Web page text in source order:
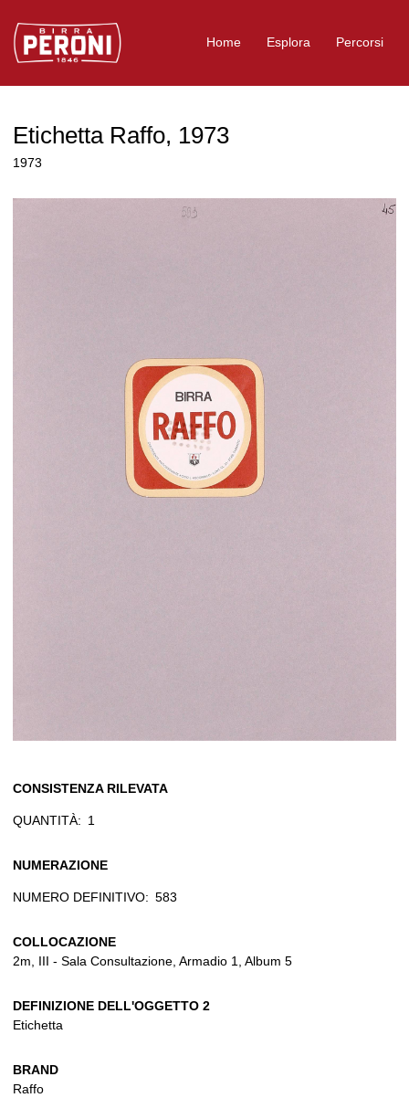
Logo Birra Peroni
Home Esplora Percorsi
Etichetta Raffo, 1973
1973
CONSISTENZA RILEVATA
QUANTITÀ: 1
NUMERAZIONE
NUMERO DEFINITIVO: 583
COLLOCAZIONE
2m, III - Sala Consultazione, Armadio 1, Album 5
DEFINIZIONE DELL'OGGETTO 2
Etichetta
BRAND
Raffo